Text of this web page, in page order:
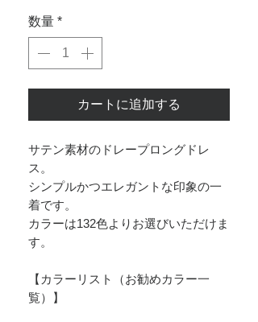
数量 *
カートに追加する
サテン素材のドレープロングドレ
ス。
シンプルかつエレガントな印象の一
着です。
カラーは132色よりお選びいただけま
す。
【カラーリスト（お勧めカラー一
覧）】